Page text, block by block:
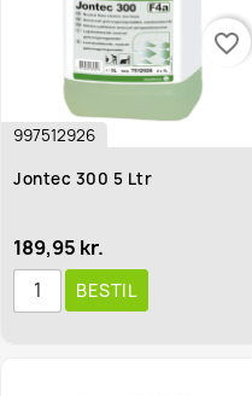
997512926
Jontec 300 5 Ltr
189,95 kr.
BESTIL
favorite_border